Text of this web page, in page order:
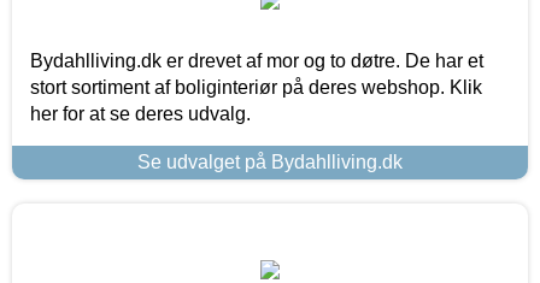
Bydahlliving.dk er drevet af mor og to døtre. De har et
stort sortiment af boliginteriør på deres webshop. Klik
her for at se deres udvalg.
Se udvalget på Bydahlliving.dk